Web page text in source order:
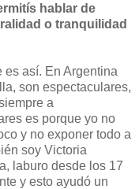
hablar de
o tranquilidad
es así. En Argentina
son espectaculares,
a
es porque yo no
y no exponer todo a
soy Victoria
laburo desde los 17
y esto ayudó un